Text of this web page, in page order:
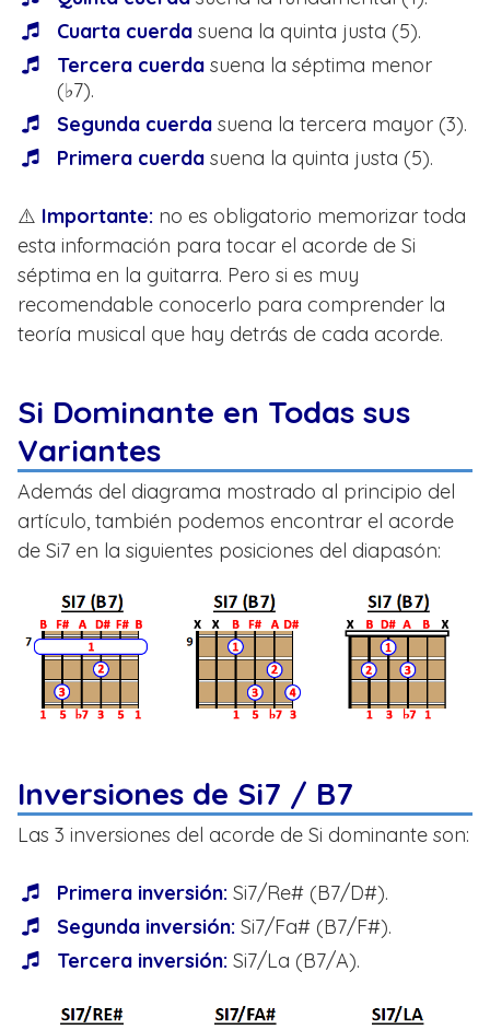
Cuarta cuerda suena la quinta justa (5).
Tercera cuerda suena la séptima menor
(♭7).
Segunda cuerda suena la tercera mayor (3).
Primera cuerda suena la quinta justa (5).
⚠️ Importante: no es obligatorio memorizar toda
esta información para tocar el acorde de Si
séptima en la guitarra. Pero si es muy
recomendable conocerlo para comprender la
teoría musical que hay detrás de cada acorde.
Si Dominante en Todas sus
Variantes
Además del diagrama mostrado al principio del
artículo, también podemos encontrar el acorde
de Si7 en la siguientes posiciones del diapasón:
Inversiones de Si7 / B7
Las 3 inversiones del acorde de Si dominante son:
Primera inversión: Si7/Re# (B7/D#).
Segunda inversión: Si7/Fa# (B7/F#).
Tercera inversión: Si7/La (B7/A).